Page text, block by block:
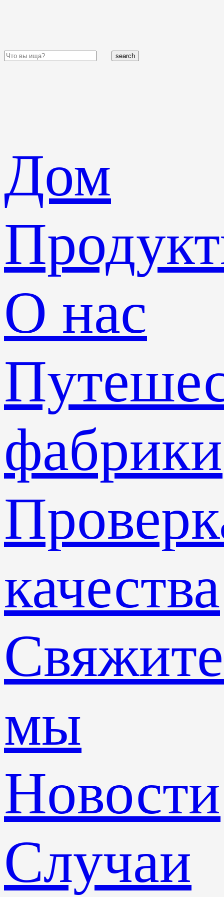
search
Дом
О нас
фабрики
качества
мы
Новости
Случаи